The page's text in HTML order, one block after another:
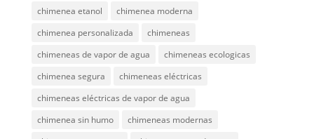
chimenea etanol
chimenea moderna
chimenea personalizada
chimeneas
chimeneas de vapor de agua
chimeneas ecologicas
chimenea segura
chimeneas eléctricas
chimeneas eléctricas de vapor de agua
chimenea sin humo
chimeneas modernas